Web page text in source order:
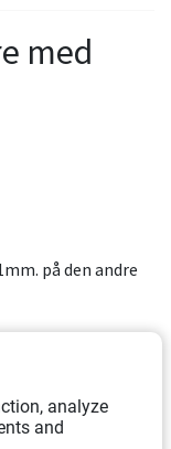
med
på den andre
analyze
and